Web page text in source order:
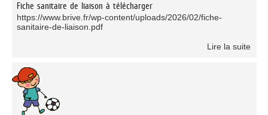
Fiche sanitaire de liaison à télécharger
https://www.brive.fr/wp-content/uploads/2026/02/fiche-
sanitaire-de-liaison.pdf
Lire la suite